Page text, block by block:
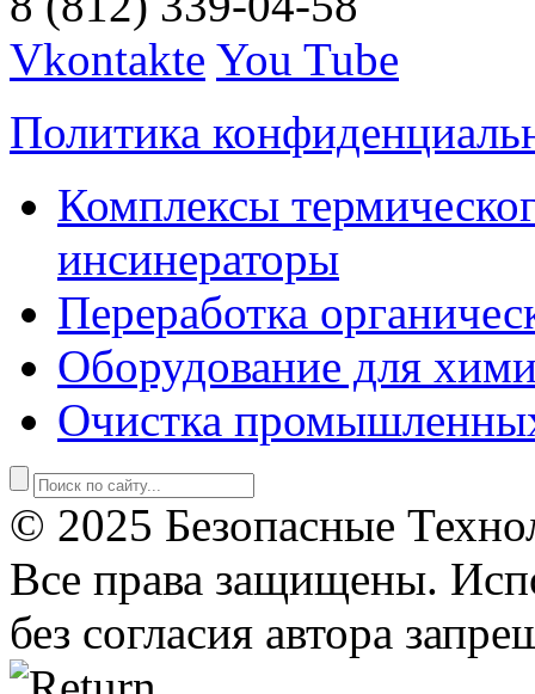
Vkontakte You Tube
Политика
Комплексы
инсинераторы
Переработка
Оборудование для
Очистка
© 2025 Безопасные
Все права защищены.
без согласия автора